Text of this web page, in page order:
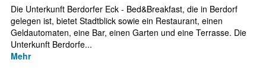
Die Unterkunft Berdorfer Eck - Bed&Breakfast, die in Berdorf
gelegen ist, bietet Stadtblick sowie ein Restaurant, einen
Geldautomaten, eine Bar, einen Garten und eine Terrasse. Die
Unterkunft Berdorfe...
Mehr